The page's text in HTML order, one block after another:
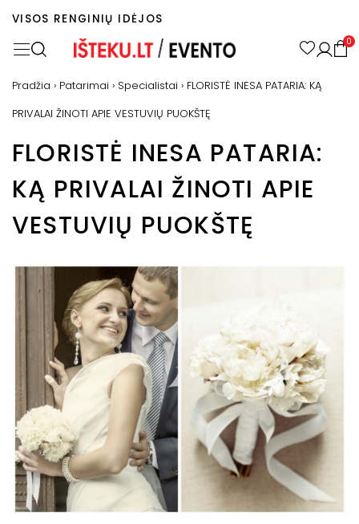
VISOS RENGINIŲ IDĖJOS
0
Pradžia › Patarimai › Specialistai › FLORISTĖ INESA PATARIA: KĄ
PRIVALAI ŽINOTI APIE VESTUVIŲ PUOKŠTĘ
FLORISTĖ INESA PATARIA:
KĄ PRIVALAI ŽINOTI APIE
VESTUVIŲ PUOKŠTĘ